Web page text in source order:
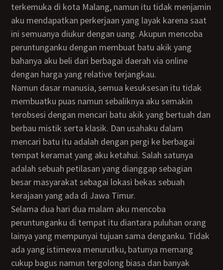
terkemuka di kota Malang, namun itu tidak menjamin
aku mendapatkan perkerjaan yang layak karena saat
ini semuanya diukur dengan uang. Akupun mencoba
peruntunganku dengan membuat batu akik yang
bahanya aku beli dari berbagai daerah via online
dengan harga yang relative terjangkau.
Namun dasar manusia, semua kesuksesan itu tidak
membuatku puas namun sebaliknya aku semakin
terobsesi dengan mencari batu akik yang bertuah dan
berbau mistik serta klasik. Dan usahaku dalam
mencari batu itu adalah dengan pergi ke berbagai
tempat keramat yang aku ketahui. Salah satunya
adalah sebuah petilasan yang dianggap sebagian
besar masyarakat sebagai lokasi bekas sebuah
kerajaan yang ada di Jawa Timur.
Selama dua hari dua malam aku mencoba
peruntunganku di tempat itu diantara puluhan orang
lainya yang mempunyai tujuan sama denganku. Tidak
ada yang istimewa menurutku, batunya memang
cukup bagus namun tergolong biasa dan banyak